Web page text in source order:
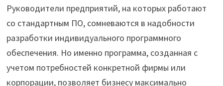
Руководители предприятий, на которых работают
со стандартным ПО, сомневаются в надобности
разработки индивидуального программного
обеспечения. Но именно программа, созданная с
учетом потребностей конкретной фирмы или
корпорации, позволяет бизнесу максимально